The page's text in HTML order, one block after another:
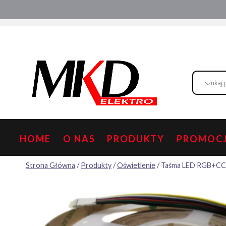
do
HOME O NAS PRODUKTY
Strona Główna / Produkty/Oświetlenie/ Taśma LED